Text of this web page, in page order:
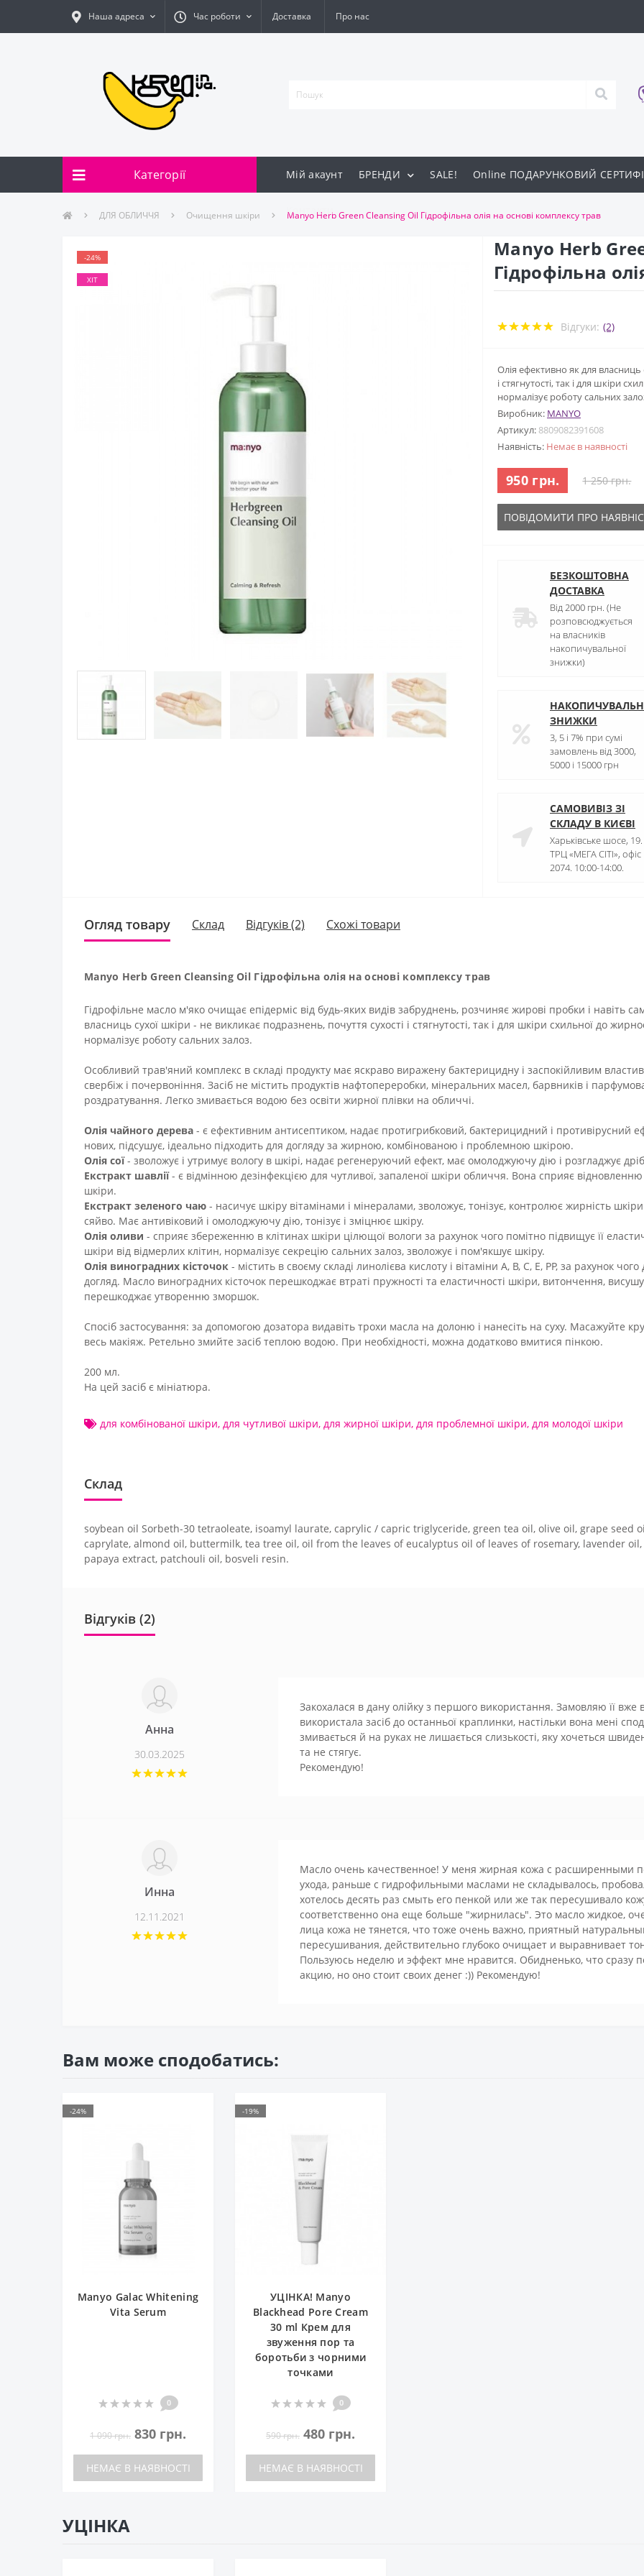
Наша адреса Час роботи Доставка Про нас
Категорії Мій акаунт БРЕНДИ SALE! Online ПОДАРУНКОВИЙ
Контакти
ДЛЯ ОБЛИЧЧЯ Очищення шкіри Manyo Herb Green Cleansing Oil Гідрофільна олія на основі комплексу трав
-24%
ХІТ
Manyo Herb
Гідрофільна
Відгуки: (2)
Олія ефективно як для власниць
і стягнутості, так і для шкіри
нормалізує роботу сальних
Виробник: MANYO
Артикул: 8809082391608
Наявність: Немає в наявності
950 грн. 1 250 грн.
ПОВІДОМИТИ ПРО
БЕЗКОШТОВНА
ДОСТАВКА
Від 2000 грн. (Не
розповсюджується
на власників
накопичувальної
знижки)
ЗНИЖКИ
3, 5 і 7% при сумі
замовлень від 3000,
5000 і 15000 грн
САМОВИВІЗ ЗІ
СКЛАДУ В КИЄВІ
Харьківське шосе, 19.
ТРЦ «МЕГА СІТІ», офіс
2074. 10:00-14:00.
Огляд товару Склад Відгуків (2) Схожі товари
Manyo Herb Green Cleansing Oil Гідрофільна олія на основі комплексу трав
Гідрофільне масло м'яко очищає епідерміс від будь-яких видів забруднень, розчиняє жирові пробки і навіть
власниць сухої шкіри - не викликає подразнень, почуття сухості і стягнутості, так і для шкіри схильної до
нормалізує роботу сальних залоз.
Особливий трав'яний комплекс в складі продукту має яскраво виражену бактерицидну і заспокійливим
свербіж і почервоніння. Засіб не містить продуктів нафтопереробки, мінеральних масел, барвників і
роздратування. Легко змивається водою без освіти жирної плівки на обличчі.
Олія чайного дерева - є ефективним антисептиком, надає протигрибковий, бактерицидний і противірусний
нових, підсушує, ідеально підходить для догляду за жирною, комбінованою і проблемною шкірою.
Олія сої- зволожує і утримує вологу в шкірі, надає регенеруючий ефект, має омолоджуючу дію і розгладжує
Екстракт шавлії- є відмінною дезінфекцією для чутливої, запаленої шкіри обличчя. Вона сприяє відновленню
шкіри.
Екстракт зеленого чаю - насичує шкіру вітамінами і мінералами, зволожує, тонізує, контролює жирність
сяйво. Має антивіковий і омолоджуючу дію, тонізує і зміцнює шкіру.
Олія оливи - сприяє збереженню в клітинах шкіри цілющої вологи за рахунок чого помітно підвищує її
шкіри від відмерлих клітин, нормалізує секрецію сальних залоз, зволожує і пом'якшує шкіру.
Олія виноградних кісточок - містить в своєму складі линолієва кислоту і вітаміни A, B, C, E, PP, за рахунок
догляд. Масло виноградних кісточок перешкоджає втраті пружності та еластичності шкіри, витончення,
перешкоджає утворенню зморшок.
Спосіб застосування: за допомогою дозатора видавіть трохи масла на долоню і нанесіть на суху. Масажуйте
весь макіяж. Ретельно змийте засіб теплою водою. При необхідності, можна додатково вмитися пінкою.
200 мл.
На цей засіб є мініатюра.
для комбінованої шкіри, для чутливої шкіри, для жирної шкіри, для проблемної шкіри, для молодої шкіри
Склад
soybean oil Sorbeth-30 tetraoleate, isoamyl laurate, caprylic / capric triglyceride, green tea oil, olive oil, grape seed
caprylate, almond oil, buttermilk, tea tree oil, oil from the leaves of eucalyptus oil of leaves of rosemary, lavender
papaya extract, patchouli oil, bosveli resin.
Відгуків (2)
Анна
30.03.2025
Закохалася в дану олійку з першого використання. Замовляю її
використала засіб до останньої краплинки, настільки вона мені
змивається й на руках не лишається слизькості, яку хочеться
та не стягує.
Рекомендую!
Инна
12.11.2021
Масло очень качественное! У меня жирная кожа с расширенными
ухода, раньше с гидрофильными маслами не складывалось,
хотелось десять раз смыть его пенкой или же так пересушивало
соответственно она еще больше "жирнилась". Это масло жидкое,
лица кожа не тянется, что тоже очень важно, приятный
пересушивания, действительно глубоко очищает и выравнивает
Пользуюсь неделю и эффект мне нравится. Обидненько, что сразу
акцию, но оно стоит своих денег :)) Рекомендую!
Вам може сподобатись:
-24%
Manyo Galac Whitening
Vita Serum
0
1 090 грн. 830 грн.
НЕМАЄ В НАЯВНОСТІ
-19%
УЦІНКА! Manyo
Blackhead Pore Cream
30 ml Крем для
звуження пор та
боротьби з чорними
точками
0
590 грн. 480 грн.
НЕМАЄ В НАЯВНОСТІ
УЦІНКА